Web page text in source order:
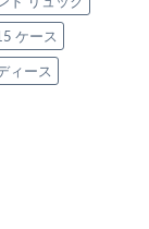
ケース
ィース